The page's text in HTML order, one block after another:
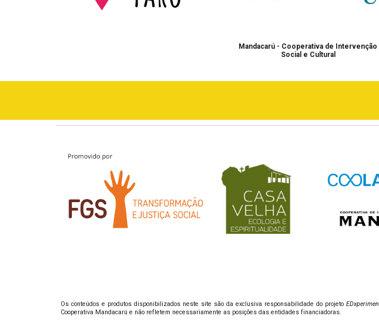
Mandacarú - Cooperativa de Intervenção
Social e Cultural
Os conteúdos e produtos disponibilizados neste site são da exclusiva responsabilidade do projeto
Cooperativa Mandacarú e não refletem necessariamente as posições das entidades financiadoras.